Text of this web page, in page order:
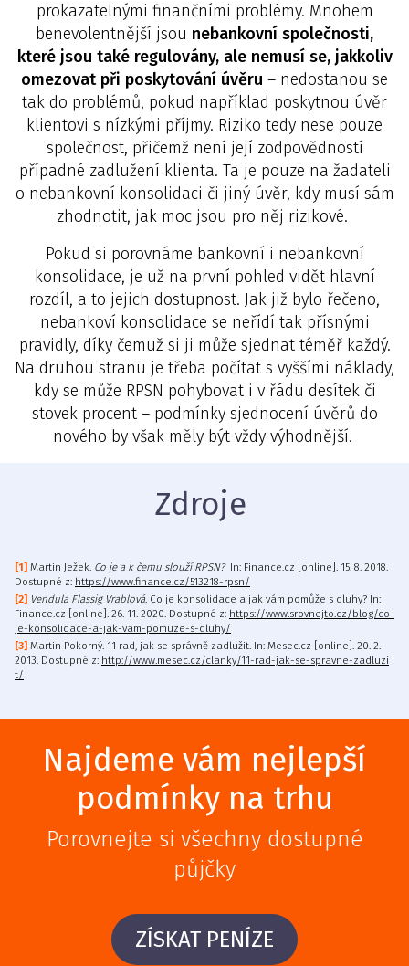
prokazatelnými finančními problémy. Mnohem
benevolentnější jsou nebankovní společnosti,
které jsou také regulovány, ale nemusí se, jakkoliv
omezovat při poskytování úvěru – nedostanou se
tak do problémů, pokud například poskytnou úvěr
klientovi s nízkými příjmy. Riziko tedy nese pouze
společnost, přičemž není její zodpovědností
případné zadlužení klienta. Ta je pouze na žadateli
o nebankovní konsolidaci či jiný úvěr, kdy musí sám
zhodnotit, jak moc jsou pro něj rizikové.
Pokud si porovnáme bankovní i nebankovní
konsolidace, je už na první pohled vidět hlavní
rozdíl, a to jejich dostupnost. Jak již bylo řečeno,
nebankoví konsolidace se neřídí tak přísnými
pravidly, díky čemuž si ji může sjednat téměř každý.
Na druhou stranu je třeba počítat s vyššími náklady,
kdy se může RPSN pohybovat i v řádu desítek či
stovek procent – podmínky sjednocení úvěrů do
nového by však měly být vždy výhodnější.
Zdroje
Martin Ježek. Co je a k čemu slouží RPSN? In: Finance.cz [online]. 15. 8. 2018.
Dostupné z: https://www.finance.cz/513218-rpsn/
Vendula Flassig Vrablová. Co je konsolidace a jak vám pomůže s dluhy? In:
Finance.cz [online]. 26. 11. 2020. Dostupné z: https://www.srovnejto.cz/blog/co-
je-konsolidace-a-jak-vam-pomuze-s-dluhy/
Martin Pokorný. 11 rad, jak se správně zadlužit. In: Mesec.cz [online]. 20. 2.
2013. Dostupné z: http://www.mesec.cz/clanky/11-rad-jak-se-spravne-zadluzi
t/
Najdeme vám nejlepší
podmínky na trhu
Porovnejte si všechny dostupné
půjčky
ZÍSKAT PENÍZE